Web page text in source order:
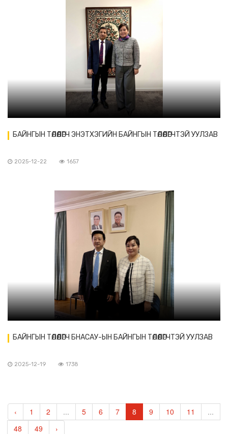
БАЙНГЫН ТӨЛӨӨЛӨГЧ ЭНЭТХЭГИЙН БАЙНГЫН ТӨЛӨӨЛӨГЧТЭЙ УУЛЗАВ
2025-12-22 1657
БАЙНГЫН ТӨЛӨӨЛӨГЧ БНАСАУ-ЫН БАЙНГЫН ТӨЛӨӨЛӨГЧТЭЙ УУЛЗАВ
2025-12-19 1738
‹ 1 2 ... 5 6 7 8 9 10 11
...
48
49 ›